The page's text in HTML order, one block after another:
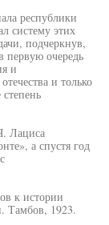
республики
систему этих
подчеркнув,
первую очередь
и
и только
Лациса
а спустя год
к истории
Тамбов, 1923.